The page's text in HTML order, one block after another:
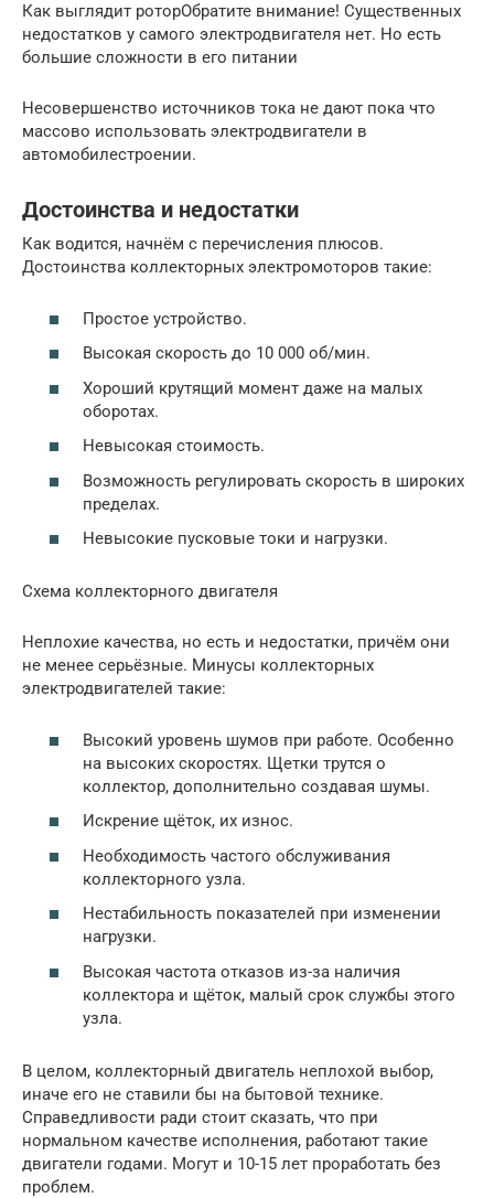
Как выглядит роторОбратите внимание! Существенных
недостатков у самого электродвигателя нет. Но есть
большие сложности в его питании
Несовершенство источников тока не дают пока что
массово использовать электродвигатели в
автомобилестроении.
Достоинства и недостатки
Как водится, начнём с перечисления плюсов.
Достоинства коллекторных электромоторов такие:
Простое устройство.
Высокая скорость до 10 000 об/мин.
Хороший крутящий момент даже на малых
оборотах.
Невысокая стоимость.
Возможность регулировать скорость в широких
пределах.
Невысокие пусковые токи и нагрузки.
Схема коллекторного двигателя
Неплохие качества, но есть и недостатки, причём они
не менее серьёзные. Минусы коллекторных
электродвигателей такие:
Высокий уровень шумов при работе. Особенно
на высоких скоростях. Щетки трутся о
коллектор, дополнительно создавая шумы.
Искрение щёток, их износ.
Необходимость частого обслуживания
коллекторного узла.
Нестабильность показателей при изменении
нагрузки.
Высокая частота отказов из-за наличия
коллектора и щёток, малый срок службы этого
узла.
В целом, коллекторный двигатель неплохой выбор,
иначе его не ставили бы на бытовой технике.
Справедливости ради стоит сказать, что при
нормальном качестве исполнения, работают такие
двигатели годами. Могут и 10-15 лет проработать без
проблем.